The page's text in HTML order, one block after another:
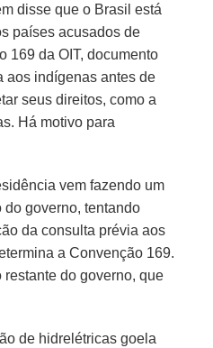
disse que o Brasil está
países acusados de
169 da OIT, documento
aos indígenas antes de
seus direitos, como a
Há motivo para
vem fazendo um
governo, tentando
da consulta prévia aos
a Convenção 169.
restante do governo, que
de hidrelétricas goela